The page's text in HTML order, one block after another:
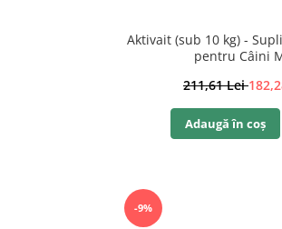
Aktivait (sub 10 kg) -
pentru Câini
211,61 Lei
Adaugă în coș
-9%